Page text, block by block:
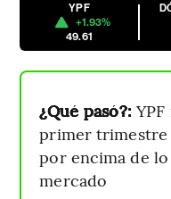
YPF
+1.93%
49.61
¿Qué pasó?:
primer trimestre
por encima de
mercado